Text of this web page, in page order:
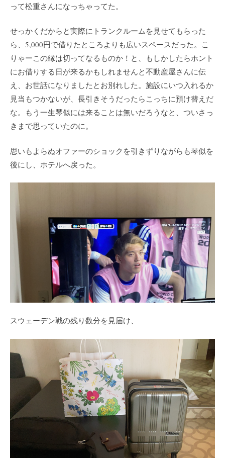
って松重さんになっちゃってた。
せっかくだからと実際にトランクルームを見せてもらった
ら、5,000円で借りたところよりも広いスペースだった。こ
りゃーこの縁は切ってなるものか！と、もしかしたらホント
にお借りする日が来るかもしれませんと不動産屋さんに伝
え、お世話になりましたとお別れした。施設にいつ入れるか
見当もつかないが、長引きそうだったらこっちに預け替えだ
な。もう一生琴似には来ることは無いだろうなと、ついさっ
きまで思っていたのに。
思いもよらぬオファーのショックを引きずりながらも琴似を
後にし、ホテルへ戻った。
スウェーデン戦の残り数分を見届け、